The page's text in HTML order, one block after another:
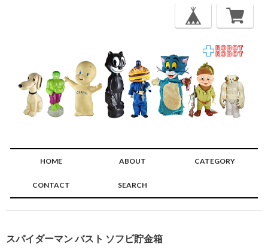
HOME ABOUT CATEGORY
CONTACT SEARCH
スパイダーマン バスト ソフビ貯金箱